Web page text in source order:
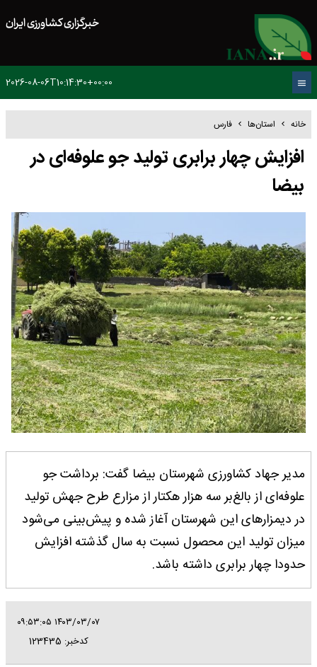
خبرگزاری کشاورزی ایران
2026-08-06T10:14:30+00:00
خانه استان‌ها فارس
افزایش چهار برابری تولید جو علوفه‌ای در
بیضا
مدیر جهاد کشاورزی شهرستان بیضا گفت: برداشت جو
علوفه‌ای از بالغ‌بر سه هزار هکتار از مزارع طرح جهش تولید
در دیمزارهای این شهرستان آغاز شده و پیش‌بینی می‌شود
میزان تولید این محصول نسبت به سال گذشته افزایش
حدودا چهار برابری داشته باشد.
۱۴۰۳/۰۳/۰۷ ۰۹:۵۳:۰۵
کدخبر: 123435